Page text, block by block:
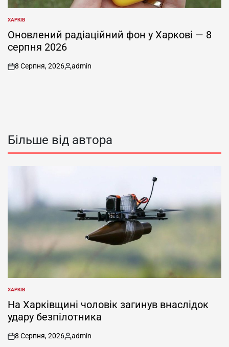
ОПУБЛІКУВАТИ
У
ХАРКІВ
Оновлений радіаційний фон у Харкові — 8
серпня 2026
on
8 Серпня, 2026
Опубліковано
admin
Більше від автора
ОПУБЛІКУВАТИ
У
ХАРКІВ
На Харківщині чоловік загинув внаслідок
удару безпілотника
on
8 Серпня, 2026
Опубліковано
admin